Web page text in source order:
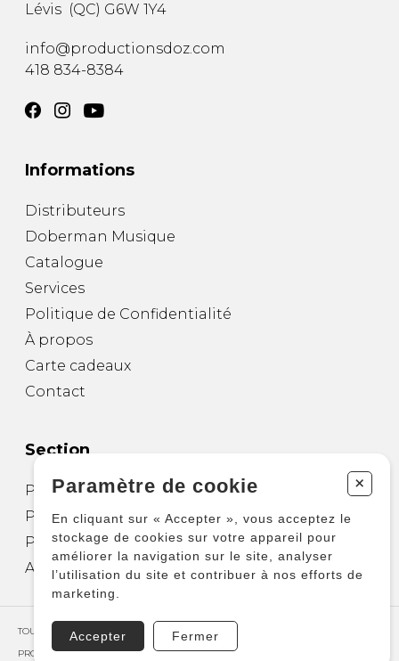
Lévis (QC) G6W 1Y4
info@productionsdoz.com
418 834-8384
Informations
Distributeurs
Doberman Musique
Catalogue
Services
Politique de Confidentialité
À propos
Carte cadeaux
Contact
Section
Partitions pour guitare
Partitions pour autres instruments
Partitions pour ensembles
Autres produits
TOUS DROITS RÉSERVÉS © COPYRIGHT 2026 – PRODUCTIONS D'OZ
PROPULSÉ PAR
Paramètre de cookie +
En cliquant sur « Accepter », vous acceptez le
stockage de cookies sur votre appareil pour
améliorer la navigation sur le site, analyser
l’utilisation du site et contribuer à nos efforts de
marketing.
Accepter Fermer